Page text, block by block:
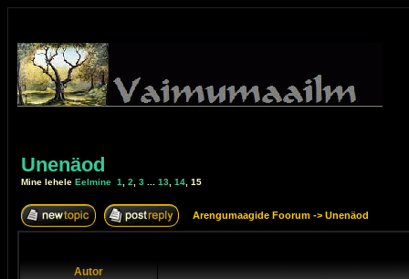
Unenäod
Mine lehele Eelmine 1 2 3 13 14 15
Arengumaagide Foorum -> Unenäod
Autor